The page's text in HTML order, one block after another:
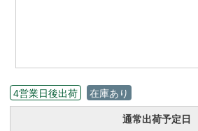
4営業日後出荷 在庫あり
通常出荷予定日